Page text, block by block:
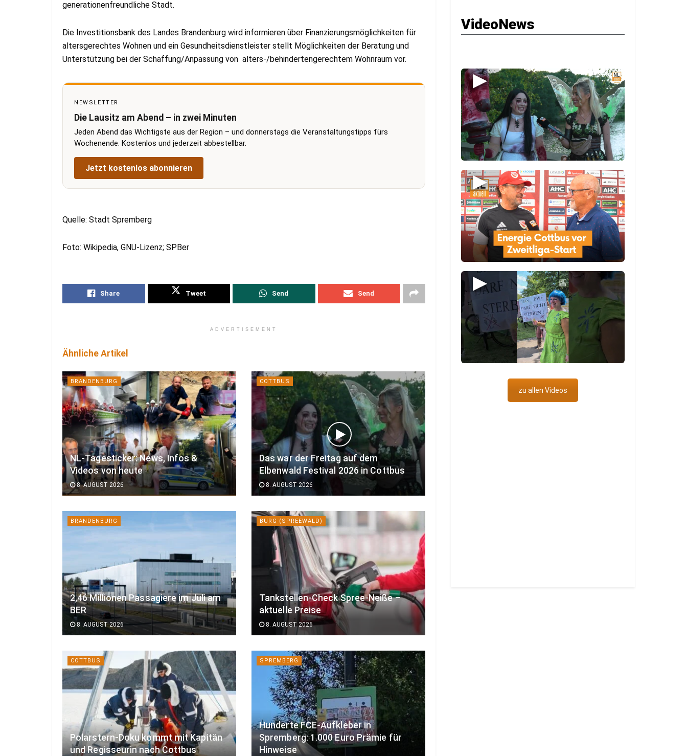
generationenfreundliche Stadt.
Die Investitionsbank des Landes Brandenburg wird informieren über Finanzierungsmöglichkeiten für
altersgerechtes Wohnen und ein Gesundheitsdienstleister stellt Möglichkeiten der Beratung und
Unterstützung bei der Schaffung/Anpassung von alters-/behindertengerechtem Wohnraum vor.
NEWSLETTER
Die Lausitz am Abend – in zwei Minuten
Jeden Abend das Wichtigste aus der Region – und donnerstags die Veranstaltungstipps fürs
Wochenende. Kostenlos und jederzeit abbestellbar.
Jetzt kostenlos abonnieren
Quelle: Stadt Spremberg
Foto: Wikipedia, GNU-Lizenz; SPBer
Share Tweet Send Send
ADVERTISEMENT
Ähnliche Artikel
BRANDENBURG
NL-Tagesticker: News, Infos &
Videos von heute
8. AUGUST 2026
COTTBUS
Das war der Freitag auf dem
Elbenwald Festival 2026 in Cottbus
8. AUGUST 2026
BRANDENBURG
2,46 Millionen Passagiere im Juli am
BER
8. AUGUST 2026
BURG (SPREEWALD)
Tankstellen-Check Spree-Neiße –
aktuelle Preise
8. AUGUST 2026
COTTBUS
Polarstern-Doku kommt mit Kapitän
und Regisseurin nach Cottbus
SPREMBERG
Hunderte FCE-Aufkleber in
Spremberg: 1.000 Euro Prämie für
Hinweise
VideoNews
▶
▶
▶
zu allen Videos